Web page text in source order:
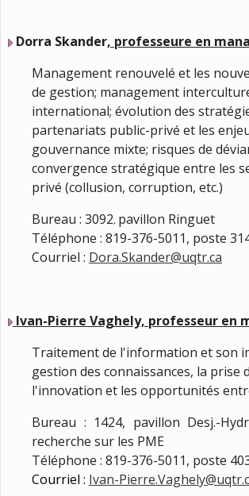
Dorra Skander, professeure en
Management renouvelé et les
de gestion; management
international; évolution des
partenariats public-privé et les
gouvernance mixte; risques de
convergence stratégique entre les
privé (collusion, corruption, etc.)
Bureau : 3092, pavillon Ringuet
Téléphone : 819-376-5011, poste
Courriel : Dora.Skander@uqtr.ca
Ivan-Pierre Vaghely, professeur en
Traitement de l'information et son
gestion des connaissances, la prise
l'innovation et les opportunités
Bureau : 1424, pavillon Desj.-
recherche sur les PME
Téléphone : 819-376-5011, poste
Courriel : Ivan-